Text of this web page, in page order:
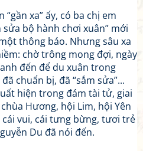
xa” ấy, có ba chị em
sửa bộ hành chơi xuân” mới
thông báo. Nhưng sâu xa
chờ trông mong đợi, ngày
đến để du xuân trong
chuẩn bị, đã “sắm sửa”...
hiện trong đám tài tử, giai
Hương, hội Lim, hội Yên
vui, cái tưng bừng, tươi trẻ
Du đã nói đến.